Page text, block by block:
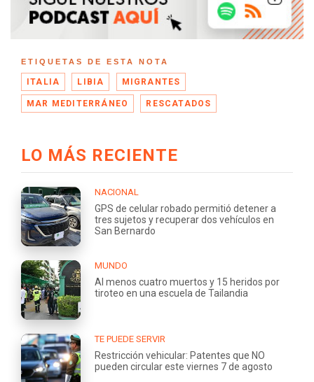
ETIQUETAS DE ESTA NOTA
ITALIA LIBIA MIGRANTES
MAR MEDITERRÁNEO RESCATADOS
LO MÁS RECIENTE
NACIONAL
GPS de celular robado permitió detener a
tres sujetos y recuperar dos vehículos en
San Bernardo
MUNDO
Al menos cuatro muertos y 15 heridos por
tiroteo en una escuela de Tailandia
TE PUEDE SERVIR
Restricción vehicular: Patentes que NO
pueden circular este viernes 7 de agosto